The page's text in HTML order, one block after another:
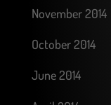
November 2014
October 2014
June 2014